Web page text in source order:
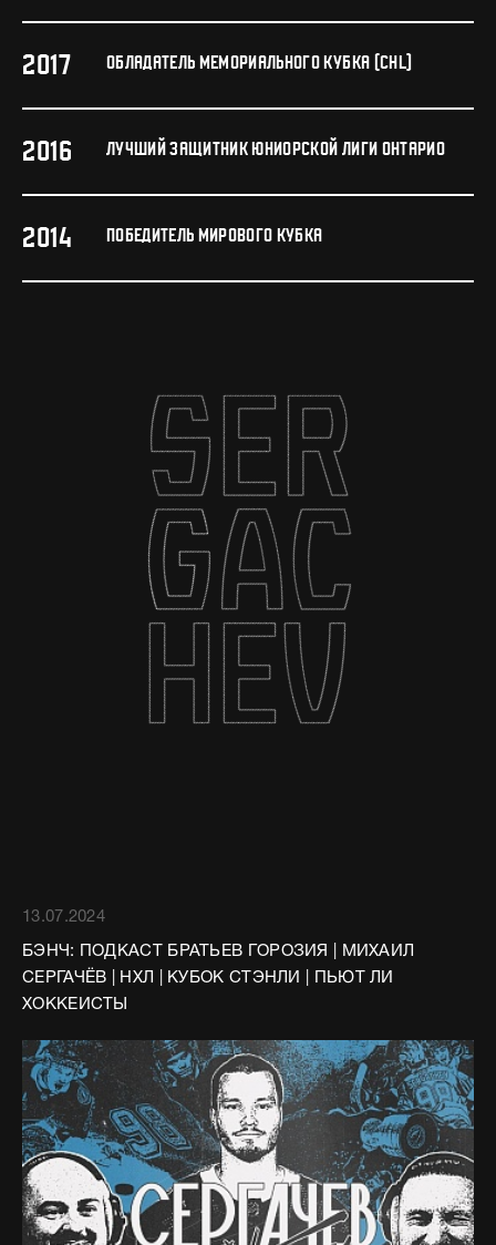
2017 ОБЛАДАТЕЛЬ МЕМОРИАЛЬНОГО КУБКА (CHL)
2016 ЛУЧШИЙ ЗАЩИТНИК ЮНИОРСКОЙ ЛИГИ ОНТАРИО
2014 ПОБЕДИТЕЛЬ МИРОВОГО КУБКА
13.07.2024
БЭНЧ: ПОДКАСТ БРАТЬЕВ ГОРОЗИЯ | МИХАИЛ
СЕРГАЧЁВ | НХЛ | КУБОК СТЭНЛИ | ПЬЮТ ЛИ
ХОККЕИСТЫ